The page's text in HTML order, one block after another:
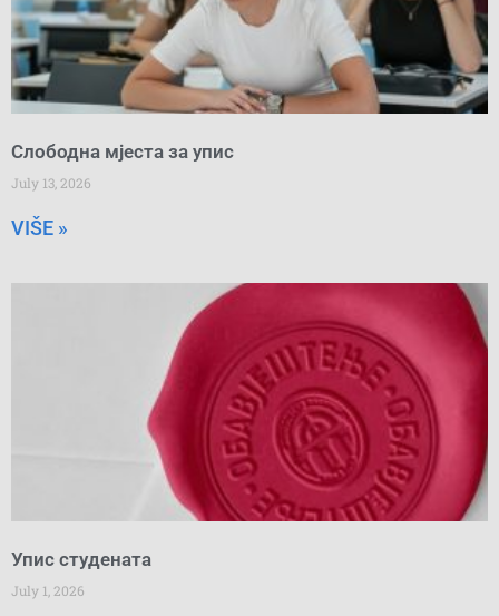
Слободна мјеста за упис
July 13, 2026
VIŠE »
Упис студената
July 1, 2026